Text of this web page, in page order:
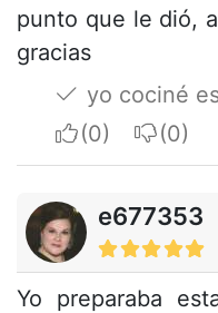
punto que le dió,
gracias
yo cociné
I apreciate
I do
e677353
Yo preparaba